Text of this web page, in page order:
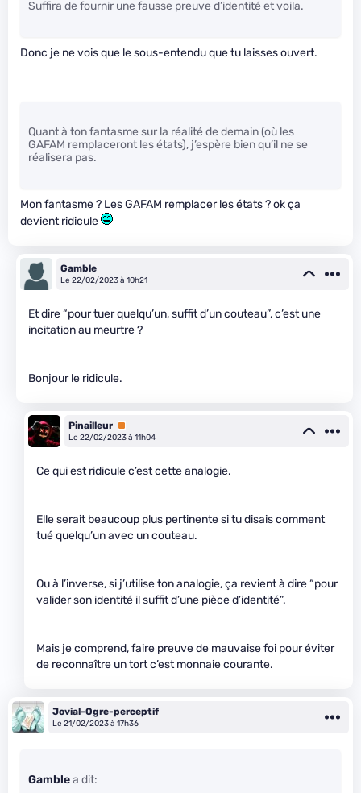
Suffira de fournir une fausse preuve d’identité et voila.
Donc je ne vois que le sous-entendu que tu laisses ouvert.
Quant à ton fantasme sur la réalité de demain (où les
GAFAM remplaceront les états), j’espère bien qu’il ne se
réalisera pas.
Mon fantasme ? Les GAFAM remplacer les états ? ok ça
devient ridicule
Gamble
Le 22/02/2023 à 10h21
Et dire “pour tuer quelqu’un, suffit d’un couteau”, c’est une
incitation au meurtre ?
Bonjour le ridicule.
Pinailleur Premium
Le 22/02/2023 à 11h04
Ce qui est ridicule c’est cette analogie.
Elle serait beaucoup plus pertinente si tu disais comment
tué quelqu’un avec un couteau.
Ou à l’inverse, si j’utilise ton analogie, ça revient à dire “pour
valider son identité il suffit d’une pièce d’identité”.
Mais je comprend, faire preuve de mauvaise foi pour éviter
de reconnaître un tort c’est monnaie courante.
Jovial-Ogre-perceptif
Le 21/02/2023 à 17h36
Gamblea dit: